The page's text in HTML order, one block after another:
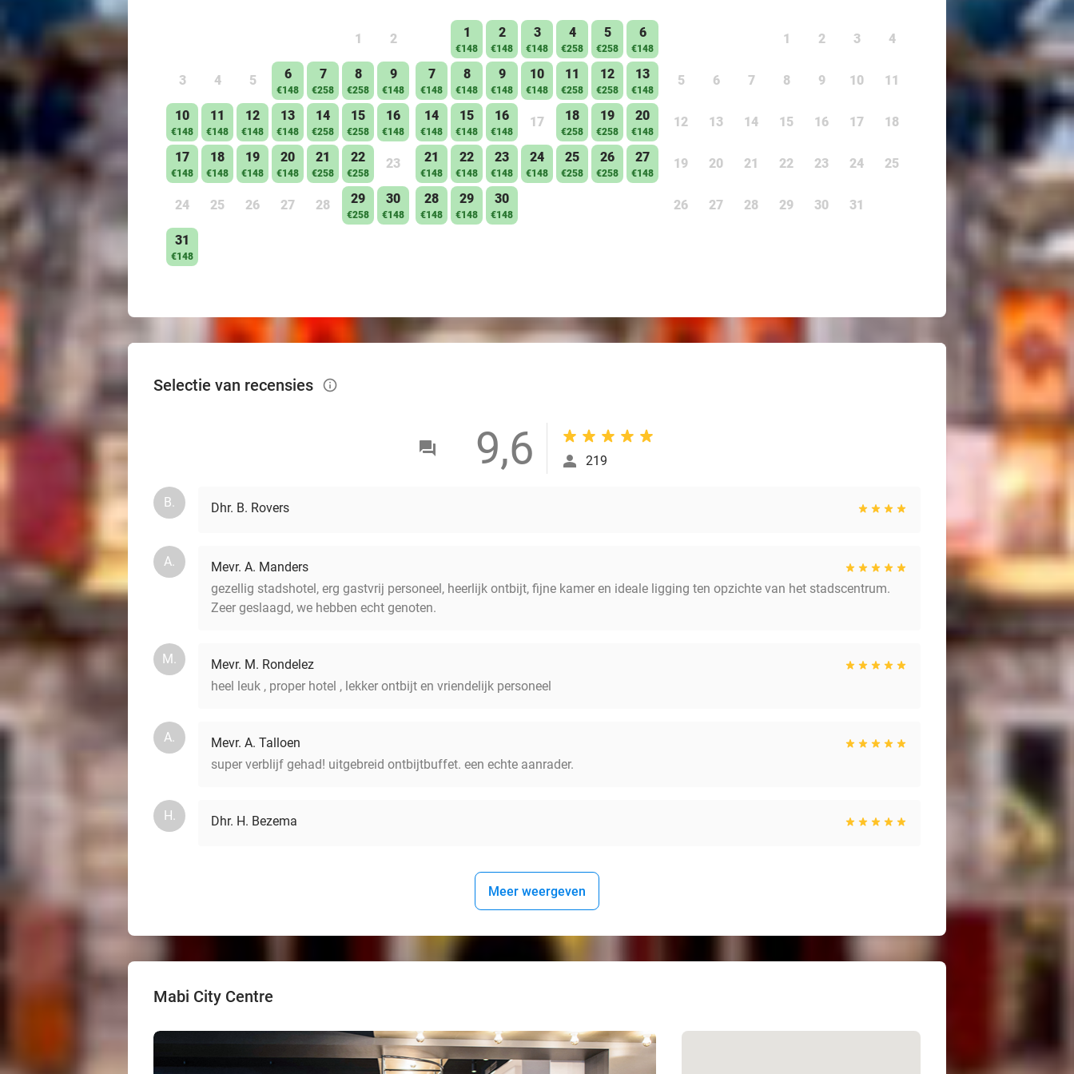
1 2
3 4 5 6
€148
7
€258
8
€258
9
€148
10
€148
11
€148
12
€148
13
€148
14
€258
15
€258
16
€148
17
€148
18
€148
19
€148
20
€148
21
€258
22
€258
23
24 25 26 27 28 29
€258
30
€148
31
€148
1
€148
2
€148
3
€148
4
€258
5
€258
6
€148
7
€148
8
€148
9
€148
10
€148
11
€258
12
€258
13
€148
14
€148
15
€148
16
€148
17 18
€258
19
€258
20
€148
21
€148
22
€148
23
€148
24
€148
25
€258
26
€258
27
€148
28
€148
29
€148
30
€148
1 2 3 4
5 6 7 8 9 10 11
12 13 14 15 16 17 18
19 20 21 22 23 24 25
26 27 28 29 30 31
Selectie van recensies info_outlined
9,6 219
B. Dhr. B. Rovers
A.
Mevr. A. Manders
gezellig stadshotel, erg gastvrij personeel, heerlijk ontbijt, fijne kamer en ideale ligging ten opzichte van het stadscentrum.
Zeer geslaagd, we hebben echt genoten.
M.
Mevr. M. Rondelez
heel leuk , proper hotel , lekker ontbijt en vriendelijk personeel
A.
Mevr. A. Talloen
super verblijf gehad! uitgebreid ontbijtbuffet. een echte aanrader.
H. Dhr. H. Bezema
Meer weergeven
Mabi City Centre